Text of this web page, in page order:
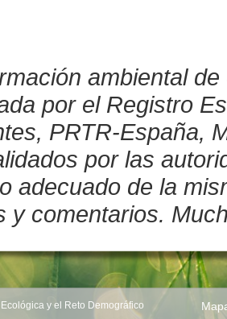
ambiental
por el Registro
PRTR-España,
por las
adecuado de la
y comentarios.
y el Reto Demográfico